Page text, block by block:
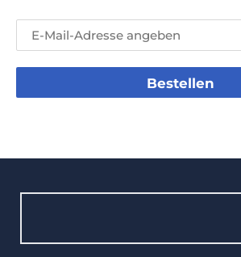
Bestellen